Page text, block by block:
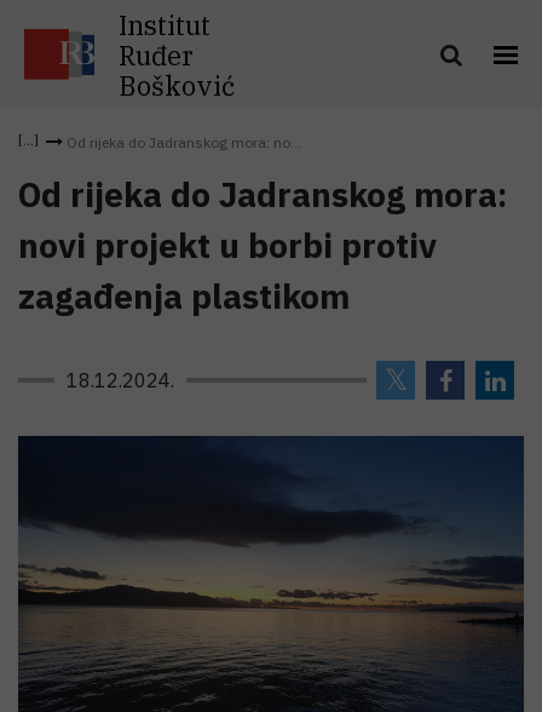
Institut
Ruđer
Bošković
Od rijeka do Jadranskog mora: no...
Od rijeka do Jadranskog mora:
novi projekt u borbi protiv
zagađenja plastikom
18.12.2024.